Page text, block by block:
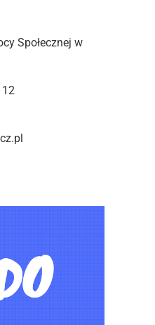
Społecznej w
12